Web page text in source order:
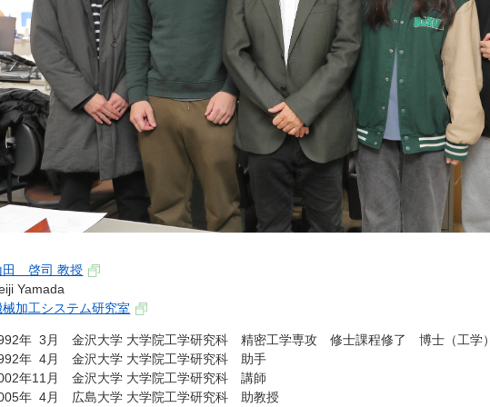
田 啓司 教授
Yamada
械加工システム研究室
年 3月 金沢大学 大学院工学研究科 精密工学専攻 修士課程修了 博士（工学）
年 4月 金沢大学 大学院工学研究科 助手
年11月 金沢大学 大学院工学研究科 講師
年 4月 広島大学 大学院工学研究科 助教授